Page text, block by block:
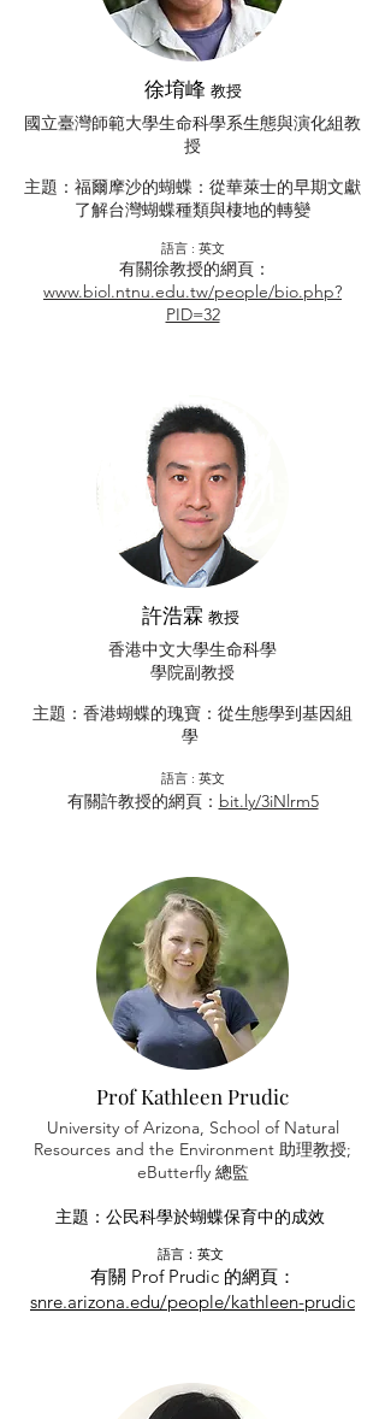
徐堉峰 教授
國立臺灣師範大學生命科學系生態與演化組教
授
主題：福爾摩沙的蝴蝶：從華萊士的早期文獻
了解台灣蝴蝶種類與棲地的轉變
​語言 : 英文
有關徐教授的網頁：
www.biol.ntnu.edu.tw/people/bio.php?
PID=32
許浩霖 教授
香港中文大學生命科學
學院副教授
主題：香港蝴蝶的瑰寶：從生態學到基因組
學
​語言 : 英文
有關許教授的網頁： bit.ly/3iNlrm5
Prof Kathleen Prudic
University of Arizona, School of Natural
Resources and the Environment 助理教授;
eButterfly 總監
主題：公民科學於蝴蝶保育中的成效
語言：英文
有關 Prof Prudic 的網頁：
snre.arizona.edu/people/kathleen-prudic